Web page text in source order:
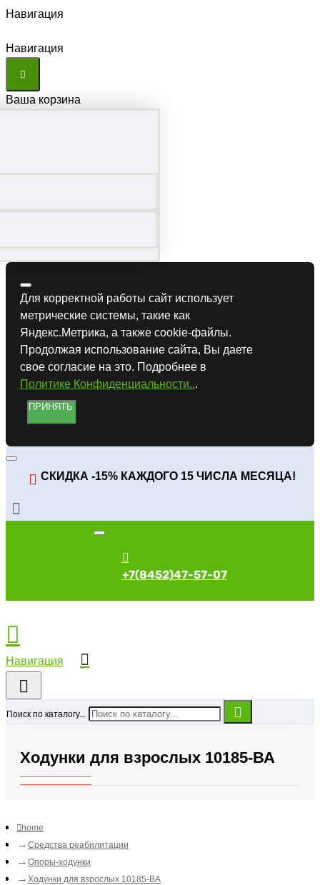
Навигация
Навигация
Ваша корзина
Для корректной работы сайт использует
метрические системы, такие как
Яндекс.Метрика, а также cookie-файлы.
Продолжая использование сайта, Вы даете
свое согласие на это. Подробнее в
Политике Конфиденциальности...
ПРИНЯТЬ
СКИДКА -15% КАЖДОГО 15 ЧИСЛА МЕСЯЦА!
+7(8452)47-57-07
Поиск по каталогу...
Ходунки для взрослых 10185-ВА
home
Средства реабилитации
Опоры-ходунки
Ходунки для взрослых 10185-ВА